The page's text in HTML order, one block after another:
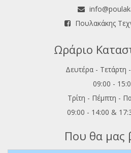
Πουλακάκης
Ωράριο
Δευτέρα - Τετάρτη
09:00 -
Τρίτη - Πέμπτη -
09:00 - 14:00 &
Που θα μας